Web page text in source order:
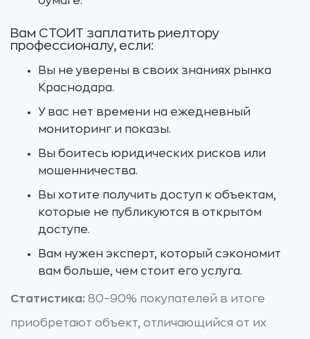
Вам СТОИТ заплатить риелтору
профессионалу, если:
Вы не уверены в своих знаниях рынка
Краснодара.
У вас нет времени на ежедневный
мониторинг и показы.
Вы боитесь юридических рисков или
мошенничества.
Вы хотите получить доступ к объектам,
которые не публикуются в открытом
доступе.
Вам нужен эксперт, который сэкономит
вам больше, чем стоит его услуга.
Статистика: 80–90% покупателей в итоге
приобретают объект, отличающийся от их